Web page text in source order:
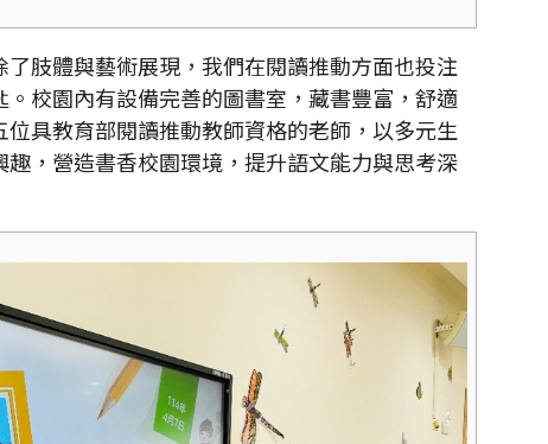
肢體與藝術展現，我們在閱讀推動方面也投注
校園內有設備完善的圖書室，藏書豐富，舒適
具教育部閱讀推動教師資格的老師，以多元生
，營造書香校園環境，提升語文能力與思考深